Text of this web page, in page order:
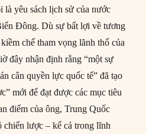
là yêu sách lịch sử của nước
Đông. Dù sự bất lợi về tương
chế tham vọng lãnh thổ của
đây nhận định rằng “một sự
cân quyền lực quốc tế” đã tạo
mới để đạt được các mục tiêu
điểm của ông, Trung Quốc
chiến lược – kể cả trong lĩnh